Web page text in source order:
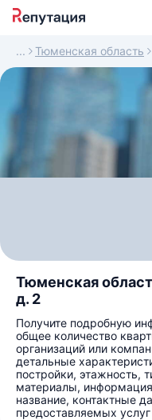
Тюменская область
Тюменская
д. 2
Получите подробную
общее количество
организаций или
детальные
постройки, этажность,
материалы,
название, контактные
предоставляемых услуг